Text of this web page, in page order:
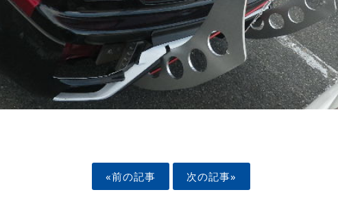
«前の記事 次の記事»